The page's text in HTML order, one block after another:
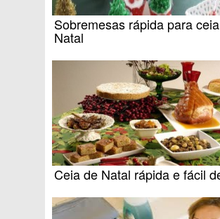
Sobremesas rápida para
Natal
Ceia de Natal rápida e fácil